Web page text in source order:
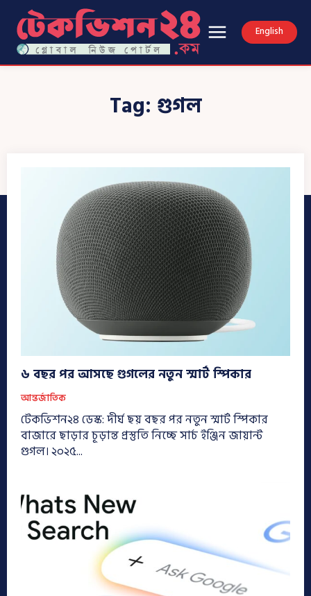
English
Tag: গুগল
৬ বছর পর আসছে গুগলের নতুন স্মার্ট স্পিকার
আন্তর্জাতিক
টেকভিশন২৪ ডেস্ক: দীর্ঘ ছয় বছর পর নতুন স্মার্ট স্পিকার
বাজারে ছাড়ার চূড়ান্ত প্রস্তুতি নিচ্ছে সার্চ ইঞ্জিন জায়ান্ট
গুগল। ২০২৫...